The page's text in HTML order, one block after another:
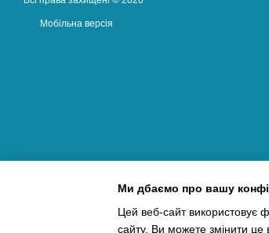
Мобільна версія
Ми дбаємо про вашу
Цей веб-сайт використовує
сайту. Ви можете змінити